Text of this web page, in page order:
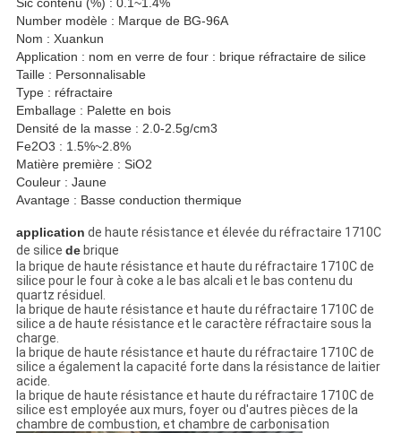
Sic contenu (%) : 0.1~1.4%
Number modèle : Marque de BG-96A
Nom : Xuankun
Application : nom en verre de four : brique réfractaire de silice
Taille : Personnalisable
Type : réfractaire
Emballage : Palette en bois
Densité de la masse : 2.0-2.5g/cm3
Fe2O3 : 1.5%~2.8%
Matière première : SiO2
Couleur : Jaune
Avantage : Basse conduction thermique
application de haute résistance et élevée du réfractaire 1710C
de silice debrique
la brique de haute résistance et haute du réfractaire 1710C de
silice pour le four à coke a le bas alcali et le bas contenu du
quartz résiduel.
la brique de haute résistance et haute du réfractaire 1710C de
silice a de haute résistance et le caractère réfractaire sous la
charge.
la brique de haute résistance et haute du réfractaire 1710C de
silice a également la capacité forte dans la résistance de laitier
acide.
la brique de haute résistance et haute du réfractaire 1710C de
silice est employée aux murs, foyer ou d'autres pièces de la
chambre de combustion, et chambre de carbonisation